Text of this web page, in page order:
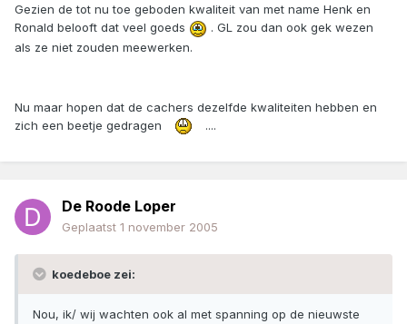
Gezien de tot nu toe geboden kwaliteit van met name Henk en
Ronald belooft dat veel goeds
. GL zou dan ook gek wezen
als ze niet zouden meewerken.
Nu maar hopen dat de cachers dezelfde kwaliteiten hebben en
zich een beetje gedragen
....
De Roode Loper
Geplaatst 1 november 2005
koedeboe zei:
Nou, ik/ wij wachten ook al met spanning op de nieuwste